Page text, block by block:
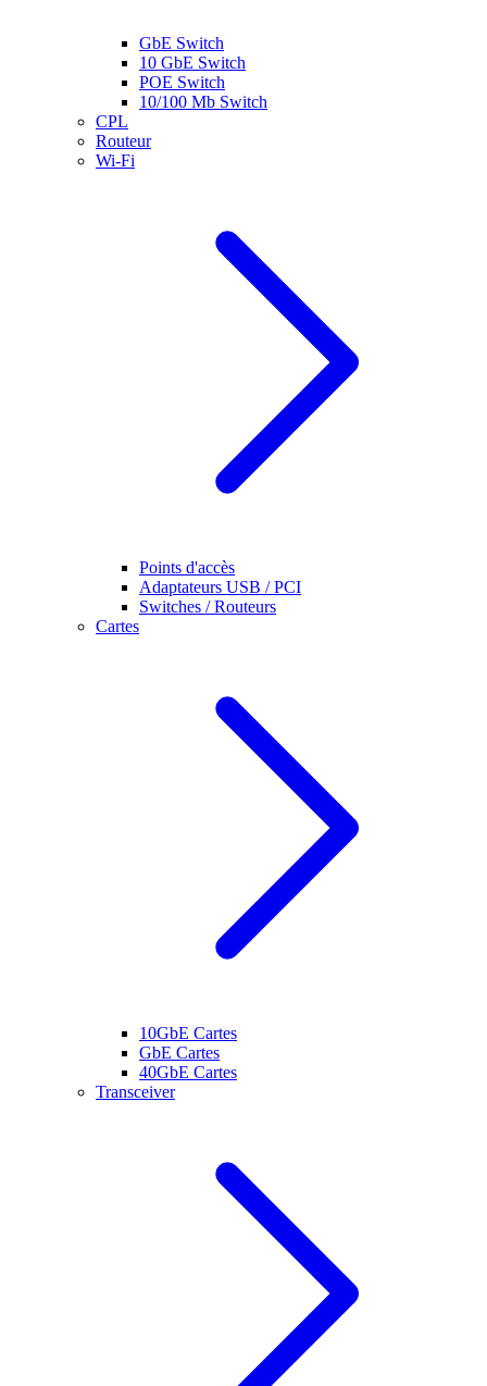
GbE Switch
10 GbE Switch
POE Switch
10/100 Mb Switch
CPL
Routeur
Wi-Fi
Points d'accès
Adaptateurs USB / PCI
Switches / Routeurs
Cartes
10GbE Cartes
GbE Cartes
40GbE Cartes
Transceiver